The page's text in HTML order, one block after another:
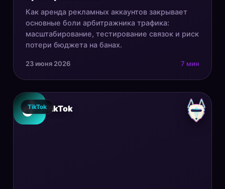
Как аренда рекламных аккаунтов закрывает
основные боли арбитражника трафика:
масштабирование, тестирование связок и риск
потери бюджета на банах.
23 июня 2026 7 мин
TikTok
TikTok